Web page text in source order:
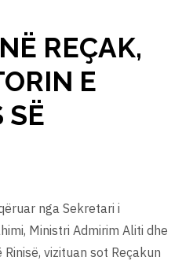
REÇAK,
E
SË
nga Sekretari i
Ministri Admirim Aliti dhe
vizituan sot Reçakun